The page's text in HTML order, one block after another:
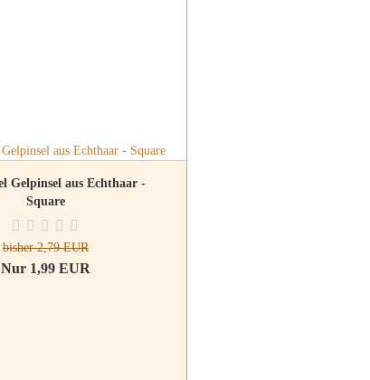
Gelpinsel aus Echthaar -
Square
bisher 2,79 EUR
Nur 1,99 EUR